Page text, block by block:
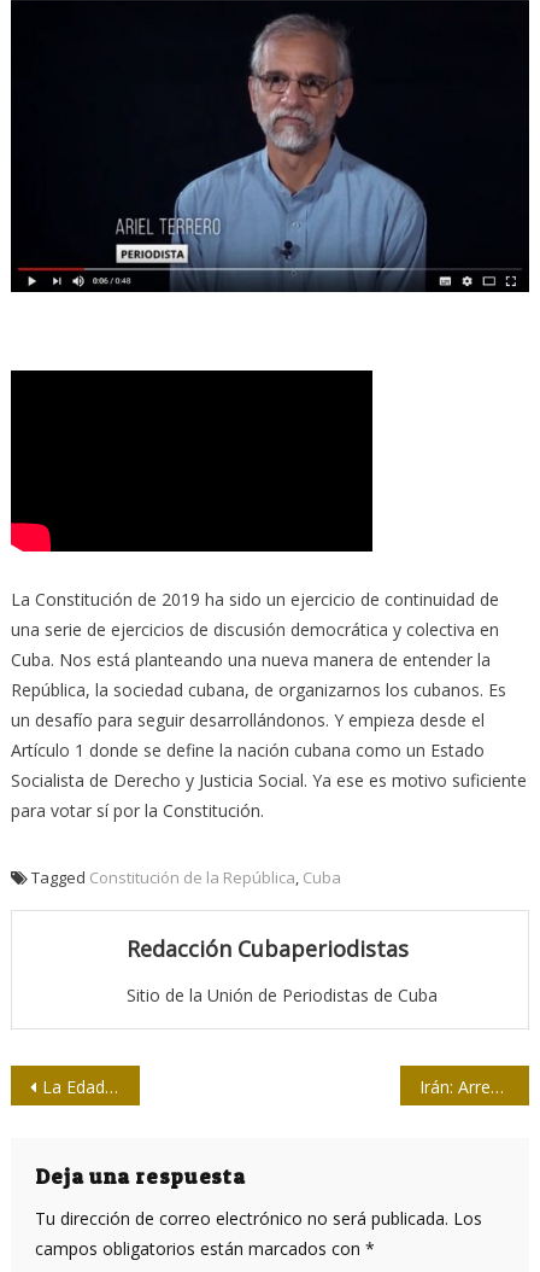
La Constitución de 2019 ha sido un ejercicio de continuidad de
una serie de ejercicios de discusión democrática y colectiva en
Cuba. Nos está planteando una nueva manera de entender la
República, la sociedad cubana, de organizarnos los cubanos. Es
un desafío para seguir desarrollándonos. Y empieza desde el
Artículo 1 donde se define la nación cubana como un Estado
Socialista de Derecho y Justicia Social. Ya ese es motivo suficiente
para votar sí por la Constitución.
Tagged Constitución de la República, Cuba
Redacción Cubaperiodistas
Sitio de la Unión de Periodistas de Cuba
Navegación
entradas
La Edad de Oro y la heroica lucha del pueblo vietnamita: lecciones para hoy Irán: Arrestan ilegalmente a presentadora de Press TV en EE.UU.
Deja una respuesta
Tu dirección de correo electrónico no será publicada. Los
campos obligatorios están marcados con *